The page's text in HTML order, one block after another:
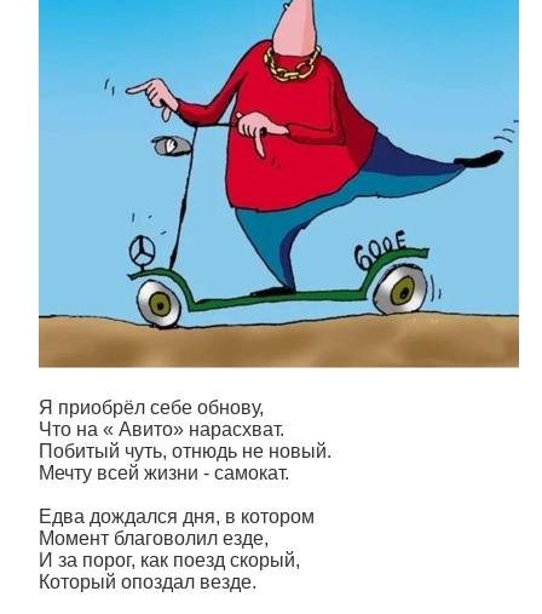
Я приобрёл себе обнову,
Что на « Авито» нарасхват.
Побитый чуть, отнюдь не новый.
Мечту всей жизни - самокат.
Едва дождался дня, в котором
Момент благоволил езде,
И за порог, как поезд скорый,
Который опоздал везде.